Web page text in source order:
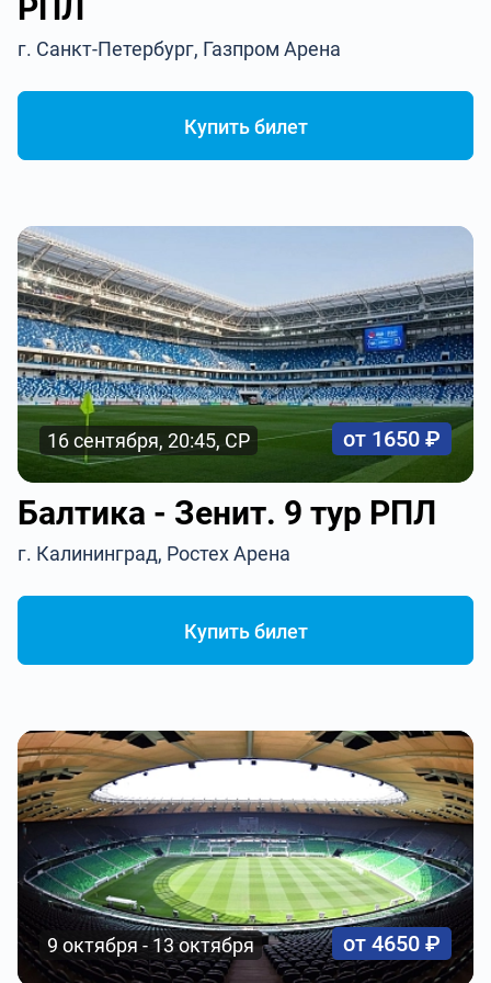
РПЛ
г. Санкт-Петербург, Газпром Арена
Купить билет
16 сентября, 20:45, СР от 1650 ₽
Балтика - Зенит. 9 тур РПЛ
г. Калининград, Ростех Арена
Купить билет
9 октября - 13 октября от 4650 ₽